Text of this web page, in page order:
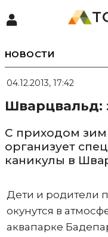
НОВОСТИ
04.12.2013, 17:42
Шварцвальд:
С приходом
организует
каникулы в
Дети и родители
окунутся в
аквапарке